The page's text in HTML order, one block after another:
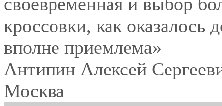
кроссовки, как оказалось
вполне приемлема»
Антипин Алексей
Москва